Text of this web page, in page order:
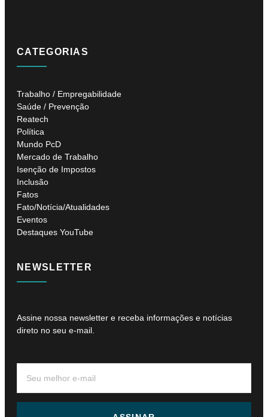
CATEGORIAS
Trabalho / Empregabilidade
Saúde / Prevenção
Reatech
Política
Mundo PcD
Mercado de Trabalho
Isenção de Impostos
Inclusão
Fatos
Fato/Notícia/Atualidades
Eventos
Destaques YouTube
NEWSLETTER
Assine nossa newsletter e receba informações e notícias
direto no seu e-mail.